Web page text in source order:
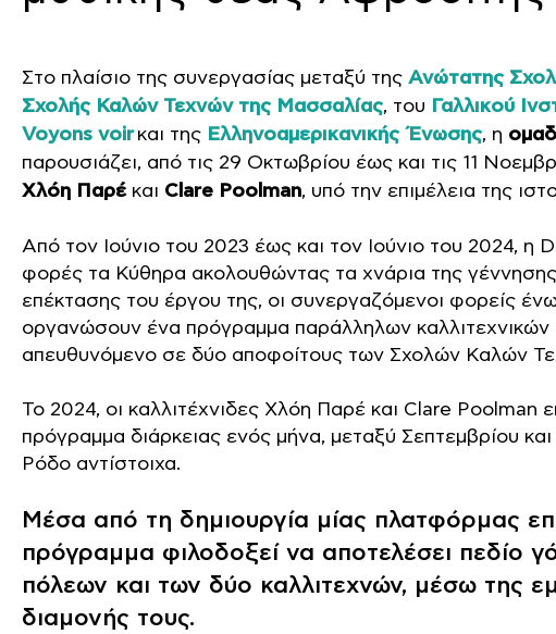
Στο πλαίσιο της συνεργασίας μεταξύ της Ανώτατης
Σχολής Καλών Τεχνών της Μασσαλίας, του Γαλλικού
Voyons voirκαι της Ελληνοαμερικανικής Ένωσης, η
παρουσιάζει, από τις 29 Οκτωβρίου έως και τις 11
Χλόη Παρέκαι Clare Poolman, υπό την επιμέλεια της
Από τον Ιούνιο του 2023 έως και τον Ιούνιο του 2024, η
φορές τα Κύθηρα ακολουθώντας τα χνάρια της
επέκτασης του έργου της, οι συνεργαζόμενοι φορείς
οργανώσουν ένα πρόγραμμα παράλληλων καλλιτεχνικών
απευθυνόμενο σε δύο αποφοίτους των Σχολών Καλών
Το 2024, οι καλλιτέχνιδες Χλόη Παρέ και Clare Poolman
πρόγραμμα διάρκειας ενός μήνα, μεταξύ Σεπτεμβρίου
Ρόδο αντίστοιχα.
Μέσα από τη δημιουργία μίας πλατφόρμας
πρόγραμμα φιλοδοξεί να αποτελέσει πεδίο
πόλεων και των δύο καλλιτεχνών, μέσω της
διαμονής τους.